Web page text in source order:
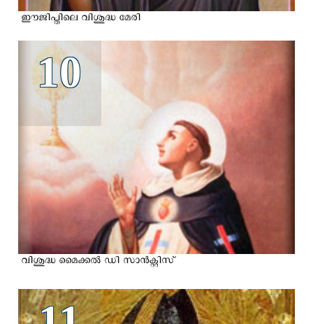
ഈജിപ്തിലെ വിശുദ്ധ മേരി
10
വിശുദ്ധ മൈക്കല്‍ ഡി സാന്‍ക്റ്റിസ്